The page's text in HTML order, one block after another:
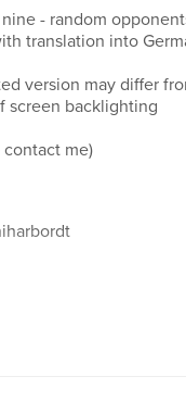
nine - random
translation into
version may differ
screen backlighting
me)